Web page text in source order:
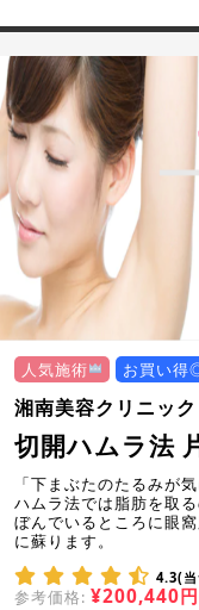
人気施術 お買い得
湘南美容クリニック
切開ハムラ法
「下まぶたのたるみが
ハムラ法では脂肪を取
ぼんでいるところに眼
に蘇ります。
4.3(当
参考価格: ¥200,440